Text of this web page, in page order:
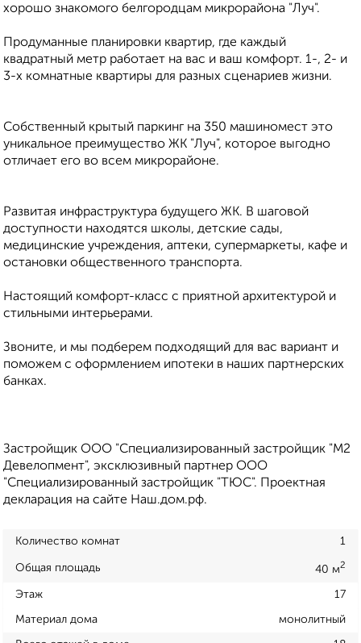
хорошо знакомого белгородцам микрорайона "Луч".
Продуманные планировки квартир, где каждый
квадратный метр работает на вас и ваш комфорт. 1-, 2- и
3-х комнатные квартиры для разных сценариев жизни.
Собственный крытый паркинг на 350 машиномест это
уникальное преимущество ЖК "Луч", которое выгодно
отличает его во всем микрорайоне.
Развитая инфраструктура будущего ЖК. В шаговой
доступности находятся школы, детские сады,
медицинские учреждения, аптеки, супермаркеты, кафе и
остановки общественного транспорта.
Настоящий комфорт-класс с приятной архитектурой и
стильными интерьерами.
Звоните, и мы подберем подходящий для вас вариант и
поможем с оформлением ипотеки в наших партнерских
банках.
Застройщик ООО "Специализированный застройщик "М2
Девелопмент", эксклюзивный партнер ООО
"Специализированный застройщик "ТЮС". Проектная
декларация на сайте Наш.дом.рф.
Количество комнат 1
Общая площадь 40 м2
Этаж 17
Материал дома монолитный